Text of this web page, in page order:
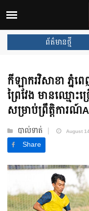
ព័ត៌មានថ្មី
ឈ្នះពានរង្វាន់បន្ថែមទៀត ប
កីឡាករវិសាខា ភ្នំ
ព្រៃវែង មានឈ្មោះ
សម្រាប់ព្រឹត្តិការណ៍
បាល់ទាត់ August
Share